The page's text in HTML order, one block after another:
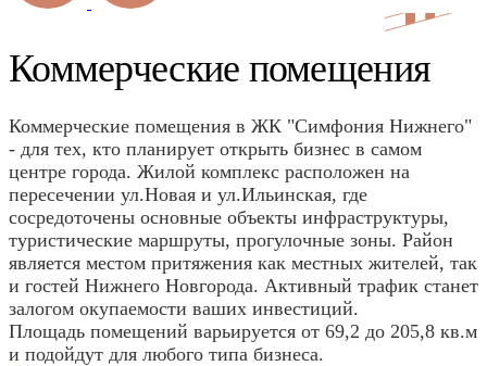
Коммерческие помещения
Коммерческие помещения в ЖК "Симфония Нижнего"
- для тех, кто планирует открыть бизнес в самом
центре города. Жилой комплекс расположен на
пересечении ул.Новая и ул.Ильинская, где
сосредоточены основные объекты инфраструктуры,
туристические маршруты, прогулочные зоны. Район
является местом притяжения как местных жителей, так
и гостей Нижнего Новгорода. Активный трафик станет
залогом окупаемости ваших инвестиций.
Площадь помещений варьируется от 69,2 до 205,8 кв.м
и подойдут для любого типа бизнеса.